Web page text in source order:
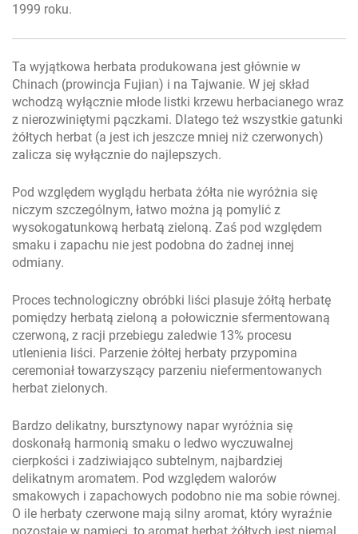
1999 roku.
Ta wyjątkowa herbata produkowana jest głównie w
Chinach (prowincja Fujian) i na Tajwanie. W jej skład
wchodzą wyłącznie młode listki krzewu herbacianego wraz
z nierozwiniętymi pączkami. Dlatego też wszystkie gatunki
żółtych herbat (a jest ich jeszcze mniej niż czerwonych)
zalicza się wyłącznie do najlepszych.
Pod względem wyglądu herbata żółta nie wyróżnia się
niczym szczególnym, łatwo można ją pomylić z
wysokogatunkową herbatą zieloną. Zaś pod względem
smaku i zapachu nie jest podobna do żadnej innej
odmiany.
Proces technologiczny obróbki liści plasuje żółtą herbatę
pomiędzy herbatą zieloną a połowicznie sfermentowaną
czerwoną, z racji przebiegu zaledwie 13% procesu
utlenienia liści. Parzenie żółtej herbaty przypomina
ceremoniał towarzyszący parzeniu niefermentowanych
herbat zielonych.
Bardzo delikatny, bursztynowy napar wyróżnia się
doskonałą harmonią smaku o ledwo wyczuwalnej
cierpkości i zadziwiająco subtelnym, najbardziej
delikatnym aromatem. Pod względem walorów
smakowych i zapachowych podobno nie ma sobie równej.
O ile herbaty czerwone mają silny aromat, który wyraźnie